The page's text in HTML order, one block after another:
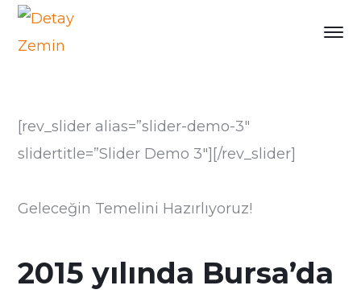
[rev_slider alias=”slider-demo-3″
slidertitle=”Slider Demo 3″][/rev_slider]
Geleceğin Temelini Hazırlıyoruz!
2015 yılında Bursa’da